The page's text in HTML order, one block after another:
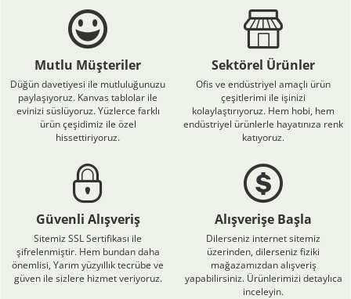
Mutlu Müşteriler
Düğün davetiyesi ile mutluluğunuzu
paylaşıyoruz. Kanvas tablolar ile
evinizi süslüyoruz. Yüzlerce farklı
ürün çeşidimiz ile özel
hissettiriyoruz.
Sektörel Ürünler
Ofis ve endüstriyel amaçlı ürün
çeşitlerimi ile işinizi
kolaylaştırıyoruz. Hem hobi, hem
endüstriyel ürünlerle hayatınıza renk
katıyoruz.
Güvenli Alışveriş
Sitemiz SSL Sertifikası ile
şifrelenmiştir. Hem bundan daha
önemlisi, Yarım yüzyıllık tecrübe ve
güven ile sizlere hizmet veriyoruz.
Alışverişe Başla
Dilerseniz internet sitemiz
üzerinden, dilerseniz fiziki
mağazamızdan alışveriş
yapabilirsiniz. Ürünlerimizi detaylıca
inceleyin.